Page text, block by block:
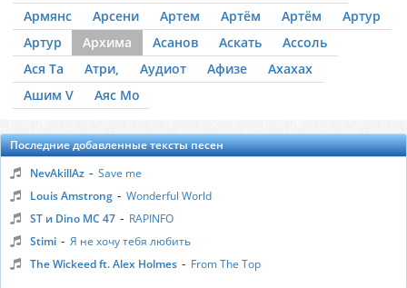
Армянс
Арсени Артем Артём Артём
Артур
Артур
Архима Асанов Аскать
Ассоль
Ася Та
Атри, Аудиот Афизе
Ахахах
Ашим V
Аяс Мо
Последние добавленные тексты песен
NevAkillAz - Save me
Louis Amstrong - Wonderful World
ST и Dino MC 47 - RAPINFO
Stimi - Я не хочу тебя любить
The Wickeed ft. Alex Holmes - From The Top